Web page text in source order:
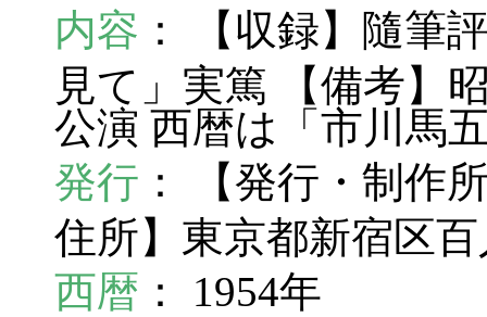
内容 ： 【収録】隨筆
見て」実篤 【備考】
公演 西暦は「市川馬
発行 ： 【発行・制作
住所】東京都新宿区
西暦 ： 1954年